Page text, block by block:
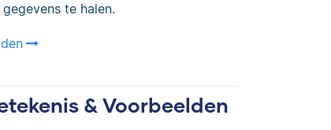
te halen.
& Voorbeelden